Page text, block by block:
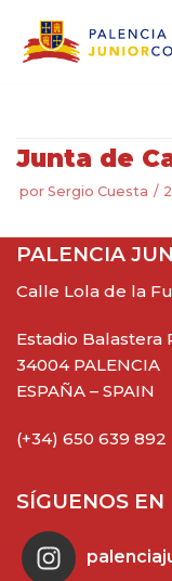
Saltar
Junta de
por Sergio Cuesta
PALENCIA
Calle Lola de la
Estadio Balastera
34004 PALENCIA
ESPAÑA – SPAIN
(+34) 650 639 892
SÍGUENOS